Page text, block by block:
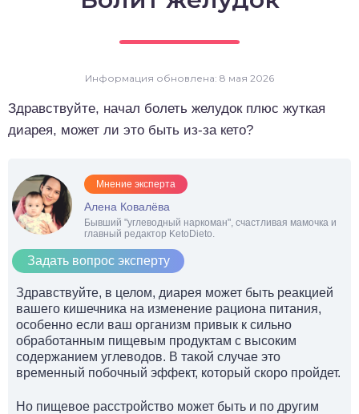
Информация обновлена: 8 мая 2026
Здравствуйте, начал болеть желудок плюс жуткая
диарея, может ли это быть из-за кето?
Мнение эксперта
Алена Ковалёва
Бывший "углеводный наркоман", счастливая мамочка и
главный редактор KetoDieto.
Задать вопрос эксперту
Здравствуйте, в целом, диарея может быть реакцией
вашего кишечника на изменение рациона питания,
особенно если ваш организм привык к сильно
обработанным пищевым продуктам с высоким
содержанием углеводов. В такой случае это
временный побочный эффект, который скоро пройдет.
Но пищевое расстройство может быть и по другим
напитки